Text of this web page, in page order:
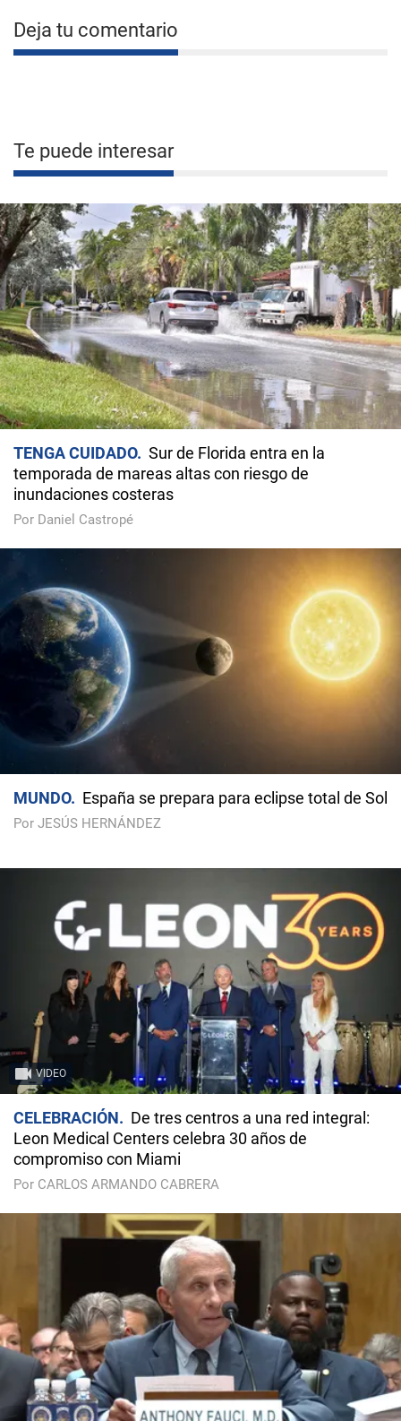
Deja tu comentario
Te puede interesar
TENGA CUIDADO
Sur de Florida entra en la
temporada de mareas altas con riesgo de
inundaciones costeras
Por Daniel Castropé
MUNDO España se prepara para eclipse total de Sol
Por JESÚS HERNÁNDEZ
VIDEO
CELEBRACIÓN
De tres centros a una red integral:
Leon Medical Centers celebra 30 años de
compromiso con Miami
Por CARLOS ARMANDO CABRERA